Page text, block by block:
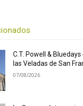
C.T. Powell &
las Veladas de San
07/08/2026